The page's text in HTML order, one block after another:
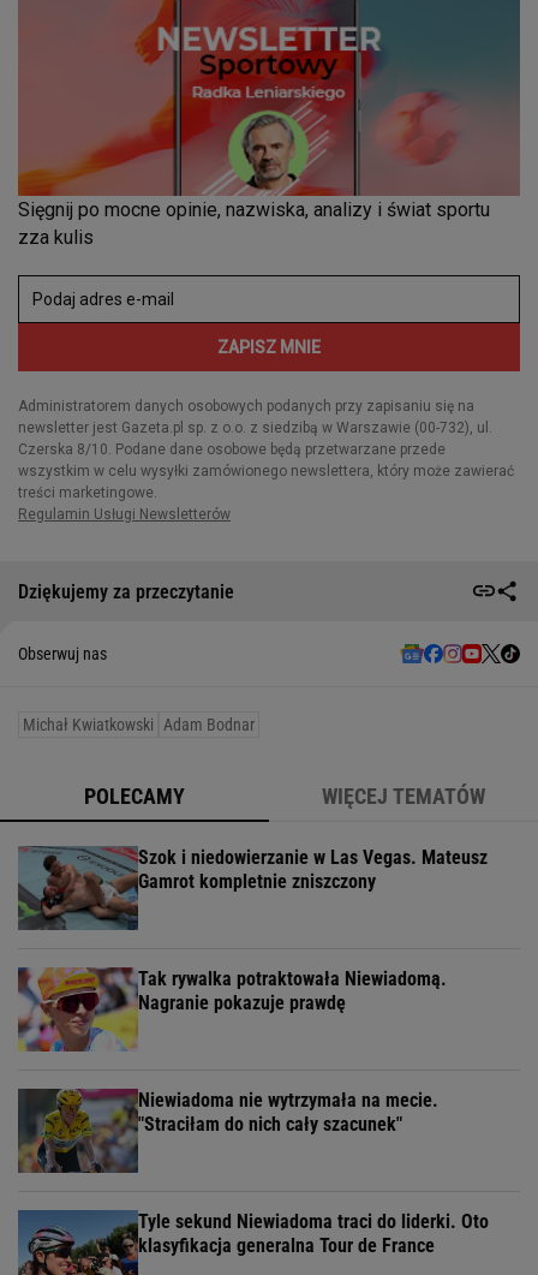
Dziękujemy za przeczytanie
Obserwuj nas
Michał Kwiatkowski Adam Bodnar
POLECAMY WIĘCEJ TEMATÓW
Szok i niedowierzanie w Las Vegas. Mateusz
Gamrot kompletnie zniszczony
Tak rywalka potraktowała Niewiadomą.
Nagranie pokazuje prawdę
Niewiadoma nie wytrzymała na mecie.
"Straciłam do nich cały szacunek"
Tyle sekund Niewiadoma traci do liderki. Oto
klasyfikacja generalna Tour de France